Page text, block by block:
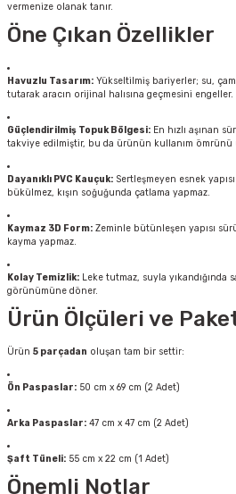
vermenize olanak tanır.
Öne Çıkan Özellikler
Havuzlu Tasarım: Yükseltilmiş bariyerler; su,
tutarak aracın orijinal halısına geçmesini engeller.
Güçlendirilmiş Topuk Bölgesi: En hızlı aşınan
takviye edilmiştir, bu da ürünün kullanım ömrünü
Dayanıklı PVC Kauçuk: Sertleşmeyen esnek
bükülmez, kışın soğuğunda çatlama yapmaz.
Kaymaz 3D Form: Zeminle bütünleşen yapısı
kayma yapmaz.
Kolay Temizlik: Leke tutmaz, suyla
görünümüne döner.
Ürün Ölçüleri ve
Ürün 5 parçadan oluşan tam bir settir:
Ön Paspaslar: 50 cm x 69 cm (2 Adet)
Arka Paspaslar: 47 cm x 47 cm (2 Adet)
Şaft Tüneli: 55 cm x 22 cm (1 Adet)
Önemli Notlar